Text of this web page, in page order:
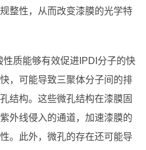
整性，从而改变漆膜的光学特
质能够有效促进IPDI分子的快
，可能导致三聚体分子间的排
结构。这些微孔结构在漆膜固
外线侵入的通道，加速漆膜的
。此外，微孔的存在还可能导